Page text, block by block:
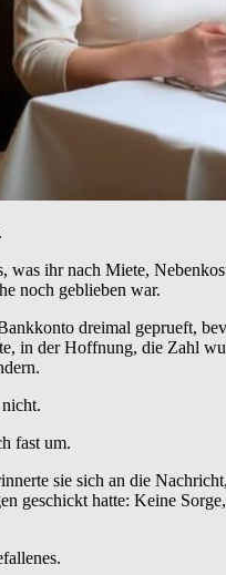
was ihr nach Miete,
noch geblieben war.
dreimal geprueft,
in der Hoffnung, die Zahl
fast um.
sie sich an die
geschickt hatte: Keine